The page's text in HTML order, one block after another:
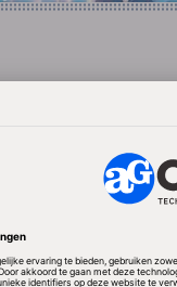
aangepast
het NFS, waarin